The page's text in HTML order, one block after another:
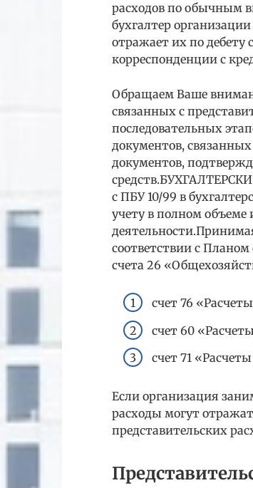
расходов по обычным
бухгалтер
отражает их по дебету
корреспонденции с
Обращаем Ваше
связанных с
последовательных
документов,
документов,
с ПБУ 10/99 в
учету в полном
соответствии с Планом
счета 26
счет 76
счет 60
счет 71
Если организация
расходы могут
представительских